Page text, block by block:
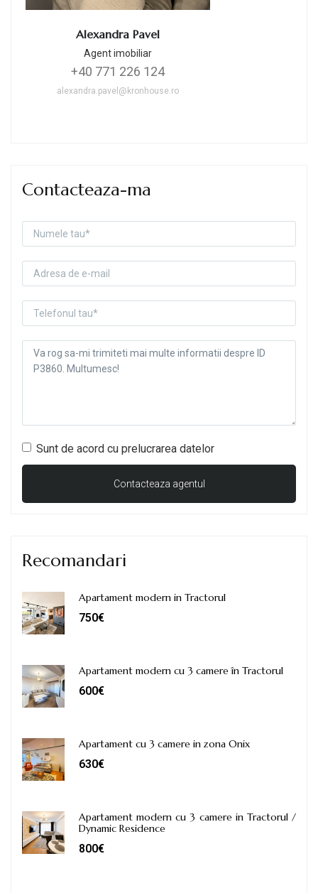
Alexandra Pavel
Agent imobiliar
+40 771 226 124
alexandra.pavel@kronhouse.ro
Contacteaza-ma
Sunt de acord cu prelucrarea datelor
Recomandari
Apartament modern in Tractorul
750€
Apartament modern cu 3 camere în Tractorul
600€
Apartament cu 3 camere in zona Onix
630€
Apartament modern cu 3 camere in Tractorul /
Dynamic Residence
800€